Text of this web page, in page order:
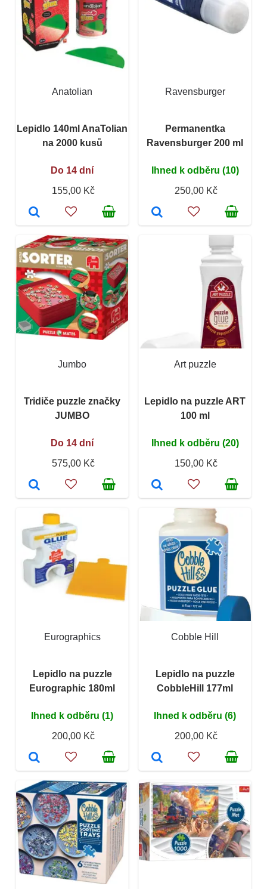
Anatolian
Lepidlo 140ml AnaTolian
na 2000 kusů
Do 14 dní
155,00 Kč
Ravensburger
Permanentka
Ravensburger 200 ml
Ihned k odběru (10)
250,00 Kč
Jumbo
Tridiče puzzle značky
JUMBO
Do 14 dní
575,00 Kč
Art puzzle
Lepidlo na puzzle ART
100 ml
Ihned k odběru (20)
150,00 Kč
Eurographics
Lepidlo na puzzle
Eurographic 180ml
Ihned k odběru (1)
200,00 Kč
Cobble Hill
Lepidlo na puzzle
CobbleHill 177ml
Ihned k odběru (6)
200,00 Kč